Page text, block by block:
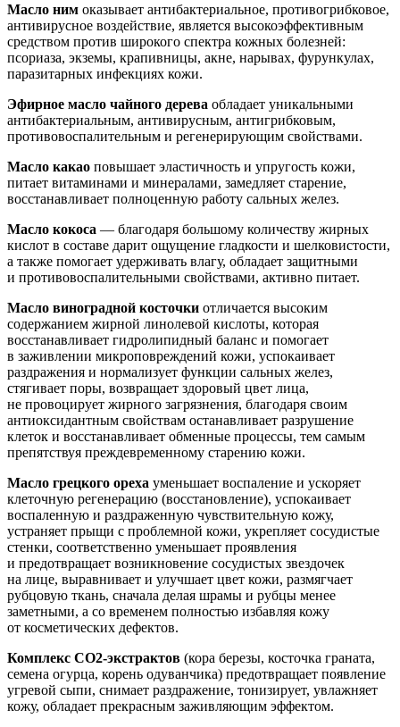
Масло ним оказывает антибактериальное, противогрибковое,
антивирусное воздействие, является высокоэффективным
средством против широкого спектра кожных болезней:
псориаза, экземы, крапивницы, акне, нарывах, фурункулах,
паразитарных инфекциях кожи.
Эфирное масло чайного дерева обладает уникальными
антибактериальным, антивирусным, антигрибковым,
противовоспалительным и регенерирующим свойствами.
Масло какао повышает эластичность и упругость кожи,
питает витаминами и минералами, замедляет старение,
восстанавливает полноценную работу сальных желез.
Масло кокоса — благодаря большому количеству жирных
кислот в составе дарит ощущение гладкости и шелковистости,
а также помогает удерживать влагу, обладает защитными
и противовоспалительными свойствами, активно питает.
Масло виноградной косточки отличается высоким
содержанием жирной линолевой кислоты, которая
восстанавливает гидролипидный баланс и помогает
в заживлении микроповреждений кожи, успокаивает
раздражения и нормализует функции сальных желез,
стягивает поры, возвращает здоровый цвет лица,
не провоцирует жирного загрязнения, благодаря своим
антиоксидантным свойствам останавливает разрушение
клеток и восстанавливает обменные процессы, тем самым
препятствуя преждевременному старению кожи.
Масло грецкого ореха уменьшает воспаление и ускоряет
клеточную регенерацию (восстановление), успокаивает
воспаленную и раздраженную чувствительную кожу,
устраняет прыщи с проблемной кожи, укрепляет сосудистые
стенки, соответственно уменьшает проявления
и предотвращает возникновение сосудистых звездочек
на лице, выравнивает и улучшает цвет кожи, размягчает
рубцовую ткань, сначала делая шрамы и рубцы менее
заметными, а со временем полностью избавляя кожу
от косметических дефектов.
Комплекс СО2-экстрактов (кора березы, косточка граната,
семена огурца, корень одуванчика) предотвращает появление
угревой сыпи, снимает раздражение, тонизирует, увлажняет
кожу, обладает прекрасным заживляющим эффектом.